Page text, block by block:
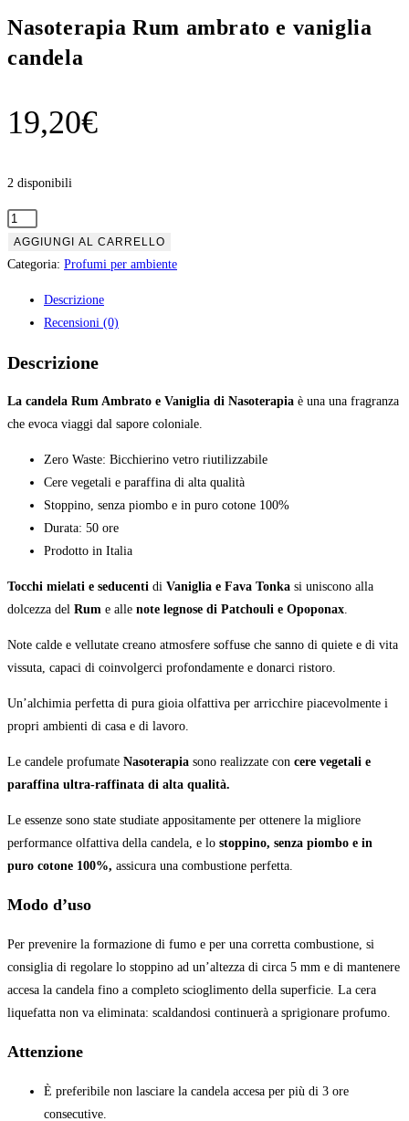
Nasoterapia Rum ambrato e vaniglia
candela
19,20€
2 disponibili
Nasoterapia
Rum
ambrato
vaniglia
candela
quantità
AGGIUNGI AL CARRELLO
Categoria: Profumi per ambiente
Descrizione
Recensioni (0)
Descrizione
La candela Rum Ambrato e Vaniglia di Nasoterapia è una una fragranza
che evoca viaggi dal sapore coloniale.
Zero Waste: Bicchierino vetro riutilizzabile
Cere vegetali e paraffina di alta qualità
Stoppino, senza piombo e in puro cotone 100%
Durata: 50 ore
Prodotto in Italia
Tocchi mielati e seducenti di Vaniglia e Fava Tonka si uniscono alla
dolcezza del Rum e alle note legnose di Patchouli e Opoponax.
Note calde e vellutate creano atmosfere soffuse che sanno di quiete e di vita
vissuta, capaci di coinvolgerci profondamente e donarci ristoro.
Un’alchimia perfetta di pura gioia olfattiva per arricchire piacevolmente i
propri ambienti di casa e di lavoro.
Le candele profumate Nasoterapia sono realizzate con cere vegetali e
paraffina ultra-raffinata di alta qualità.
Le essenze sono state studiate appositamente per ottenere la migliore
performance olfattiva della candela, e lo stoppino, senza piombo e in
puro cotone 100%, assicura una combustione perfetta.
Modo d’uso
Per prevenire la formazione di fumo e per una corretta combustione, si
consiglia di regolare lo stoppino ad un’altezza di circa 5 mm e di mantenere
accesa la candela fino a completo scioglimento della superficie. La cera
liquefatta non va eliminata: scaldandosi continuerà a sprigionare profumo.
Attenzione
È preferibile non lasciare la candela accesa per più di 3 ore
consecutive.